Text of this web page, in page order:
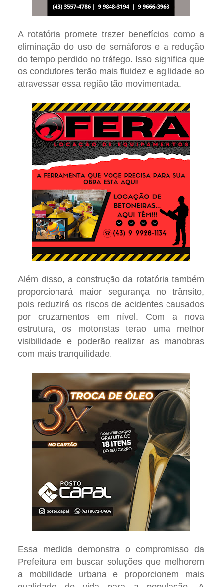
A rotatória promete trazer benefícios como a
eliminação do uso de semáforos e a redução
do tempo perdido no tráfego. Isso significa que
os condutores terão mais fluidez e agilidade ao
atravessar essa região tão movimentada.
Além disso, a construção da rotatória também
proporcionará maior segurança no trânsito,
pois reduzirá os riscos de acidentes causados
por cruzamentos em nível. Com a nova
estrutura, os motoristas terão uma melhor
visibilidade e poderão realizar as manobras
com mais tranquilidade.
Essa medida demonstra o compromisso da
Prefeitura em buscar soluções que melhorem
a mobilidade urbana e proporcionem mais